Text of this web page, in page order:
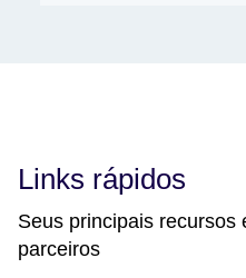
Links rápidos
Seus principais recursos
parceiros